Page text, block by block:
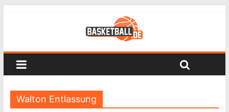
Walton Entlassung